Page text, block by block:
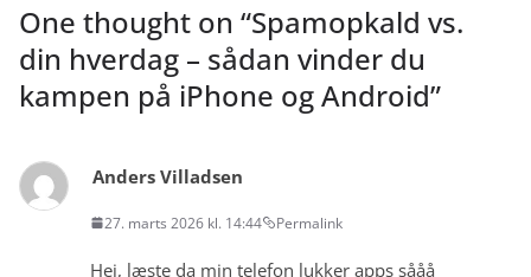
One thought on “Spamopkald vs.
din hverdag – sådan vinder du
kampen på iPhone og Android”
Anders Villadsen
27. marts 2026 kl. 14:44 Permalink
Hej, læste da min telefon lukker apps sååå